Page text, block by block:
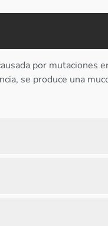
por mutaciones
se produce una